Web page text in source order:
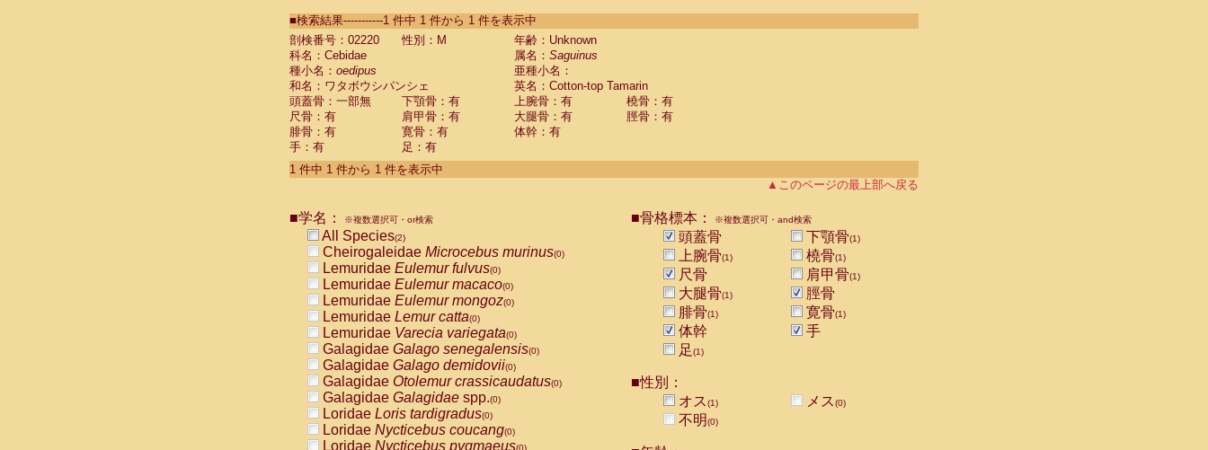
CebidaeSaguinus labiatus(0)
Cebidae Saguinus leucopus (0)
Cebidae
Cebidae
CebidaeSaguinus nigricollis (1)
Cebidae Saguinus oedipus
Cebidae Saguinus weddelli
Cebidae Saguinusspp.
Cebidae Aotus trivirgatus
Cebidae Cebus albifrons
CebidaeCebus nigrivittatus
CebidaeCebus
CebidaeSaimiri boliviensis(0)
CebidaeSaimiri sciureus(0)
AtelidaeAlouatta caraya(0)
AtelidaeAlouatta fusca(0)
AtelidaeAlouatta seniculus
AtelidaeAlouattaspp.(0)
AtelidaeAteles belzebuth(0)
AtelidaeAteles geoffroyi(0)
AtelidaeAteles paniscus(0)
AtelidaeAtelesspp.(0)
Atelidae Lagothrix lagothricha
AtelidaeLagothrix lagothricha cana
PitheciidaeCacajao calvus rubicundus
■検索結果-----------1 件中 1 件から 1 件を表示中
剖検番号：02220
性別：M
年齢：Unknown
科名：Cebidae
属名： Saguinus
種小名： oedipus
亜種小名：
和名：ワタボウシパンシェ
英名：Cotton-top Tamarin
頭蓋骨：一部無
下顎骨：有 上腕骨：有
橈骨：有
尺骨：有
肩甲骨：有 大腿骨：有
脛骨：有
腓骨：有
寛骨：有
体幹：有
手：有
足：有
1 件中 1 件から 1 件を表示中
▲このページの最上部へ戻る
■学名： ※複数選択可・or検索
All Species(2)
Cheirogaleidae Microcebus murinus(0)
Lemuridae Eulemur fulvus(0)
Lemuridae Eulemur macaco(0)
Lemuridae Eulemur mongoz(0)
Lemuridae Lemur catta(0)
Lemuridae Varecia variegata(0)
Galagidae Galago senegalensis(0)
Galagidae Galago demidovii(0)
Galagidae Otolemur crassicaudatus(0)
Galagidae Galagidae spp.(0)
Loridae Loris tardigradus(0)
Loridae Nycticebus coucang(0)
Loridae Nycticebus pygmaeus(0)
■骨格標本： ※複数選択可・and検索
頭蓋骨 下顎骨(1)
上腕骨(1) 橈骨(1)
尺骨 肩甲骨(1)
大腿骨(1)
脛骨
腓骨(1) 寛骨(1)
体幹
手
足(1)
■性別：
オス(1) メス(0)
不明(0)